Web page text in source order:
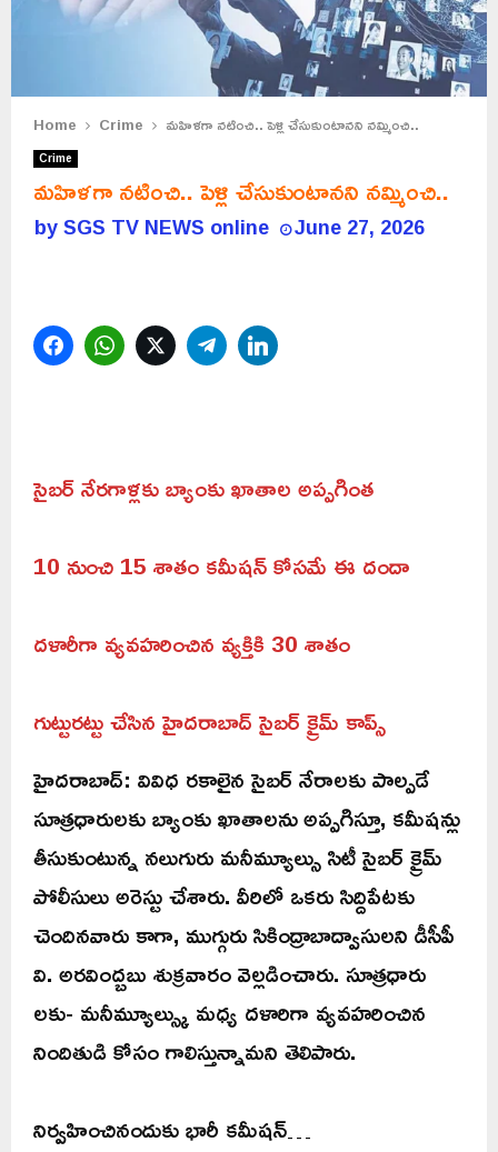
Home Crime మహిళగా నటించి.. పెళ్లి చేసుకుంటానని నమ్మించి..
Crime
మహిళగా నటించి.. పెళ్లి చేసుకుంటానని నమ్మించి..
bySGS TV NEWS online June 27, 2026
FacebookWhatsAppTwitterTelegram
సైబర్ నేరగాళ్లకు బ్యాంకు ఖాతాల అప్పగింత
10 నుంచి 15 శాతం కమీషన్ కోసమే ఈ దందా
దళారీగా వ్యవహరించిన వ్యక్తికి 30 శాతం
గుట్టురట్టు చేసిన హైదరాబాద్ సైబర్ క్రైమ్ కాప్స్
హైదరాబాద్: వివిధ రకాలైన సైబర్ నేరాలకు పాల్పడే
సూత్రధారులకు బ్యాంకు ఖాతాలను అప్పగిస్తూ, కమీషన్లు
తీసుకుంటున్న నలుగురు మనీమ్యూల్సు సిటీ సైబర్ క్రైమ్
పోలీసులు అరెస్టు చేశారు. వీరిలో ఒకరు సిద్దిపేటకు
చెందినవారు కాగా, ముగ్గురు సికింద్రాబాద్వాసులని డీసీపీ
వి. అరవింద్బబు శుక్రవారం వెల్లడించారు. సూత్రధారు
లకు- మనీమ్యూల్స్కు మధ్య దళారిగా వ్యవహరించిన
నిందితుడి కోసం గాలిస్తున్నామని తెలిపారు.
నిర్వహించినందుకు భారీ కమీషన్…